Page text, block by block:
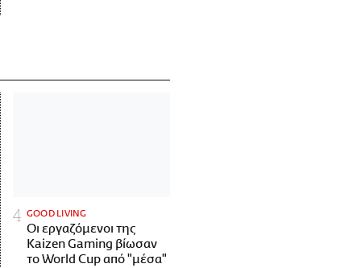
GOOD LIVING
Οι εργαζόμενοι της
Kaizen Gaming βίωσαν
το World Cup από "μέσα"